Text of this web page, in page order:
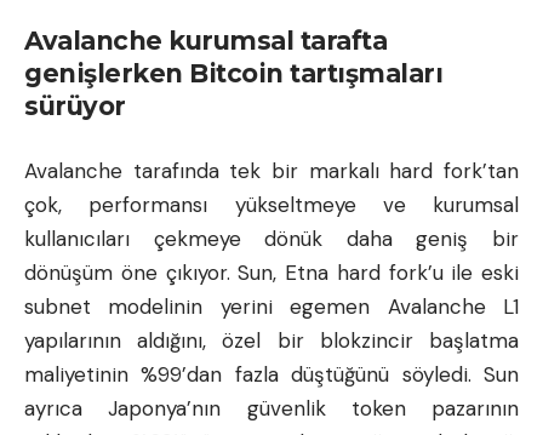
Avalanche kurumsal tarafta
genişlerken Bitcoin tartışmaları
sürüyor
Avalanche tarafında tek bir markalı hard fork’tan
çok, performansı yükseltmeye ve kurumsal
kullanıcıları çekmeye dönük daha geniş bir
dönüşüm öne çıkıyor. Sun, Etna hard fork’u ile eski
subnet modelinin yerini egemen Avalanche L1
yapılarının aldığını, özel bir blokzincir başlatma
maliyetinin %99’dan fazla düştüğünü söyledi. Sun
ayrıca Japonya’nın güvenlik token pazarının